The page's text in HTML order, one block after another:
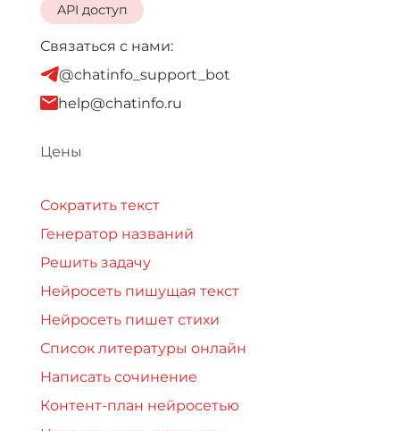
API доступ
Связаться с нами:
@chatinfo_support_bot
help@chatinfo.ru
Цены
Сократить текст
Генератор названий
Решить задачу
Нейросеть пишущая текст
Нейросеть пишет стихи
Список литературы онлайн
Написать сочинение
Контент-план нейросетью